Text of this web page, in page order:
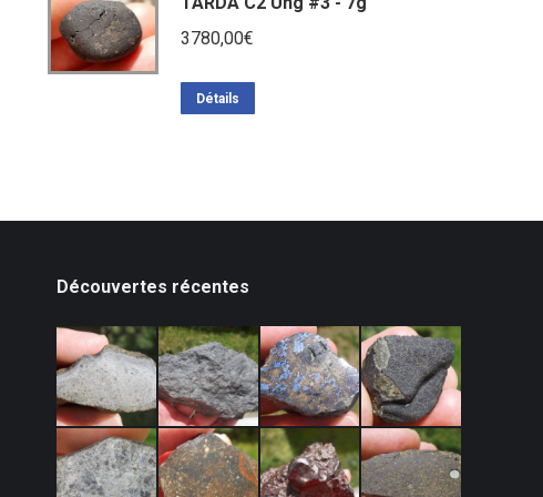
3780,00€
Détails
Découvertes récentes